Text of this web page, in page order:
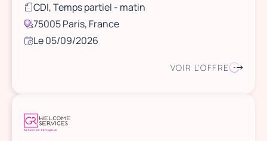
CDI, Temps partiel - matin
75005 Paris, France
Le 05/09/2026
VOIR L'OFFRE